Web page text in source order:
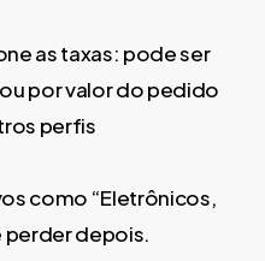
as taxas: pode ser
por valor do pedido
perfis
como “Eletrônicos,
perder depois.